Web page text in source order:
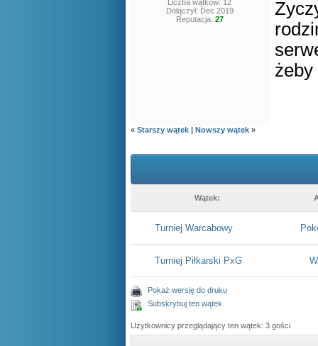
Liczba wątków: 12
Dołączył: Dec 2019
Reputacja: 27
żeby
« Starszy wątek | Nowszy wątek »
Wątek:
Turniej Warcabowy
Turniej Piłkarski PxG
Pokaż wersję do druku
Subskrybuj ten wątek
Użytkownicy przeglądający ten wątek: 3 gości